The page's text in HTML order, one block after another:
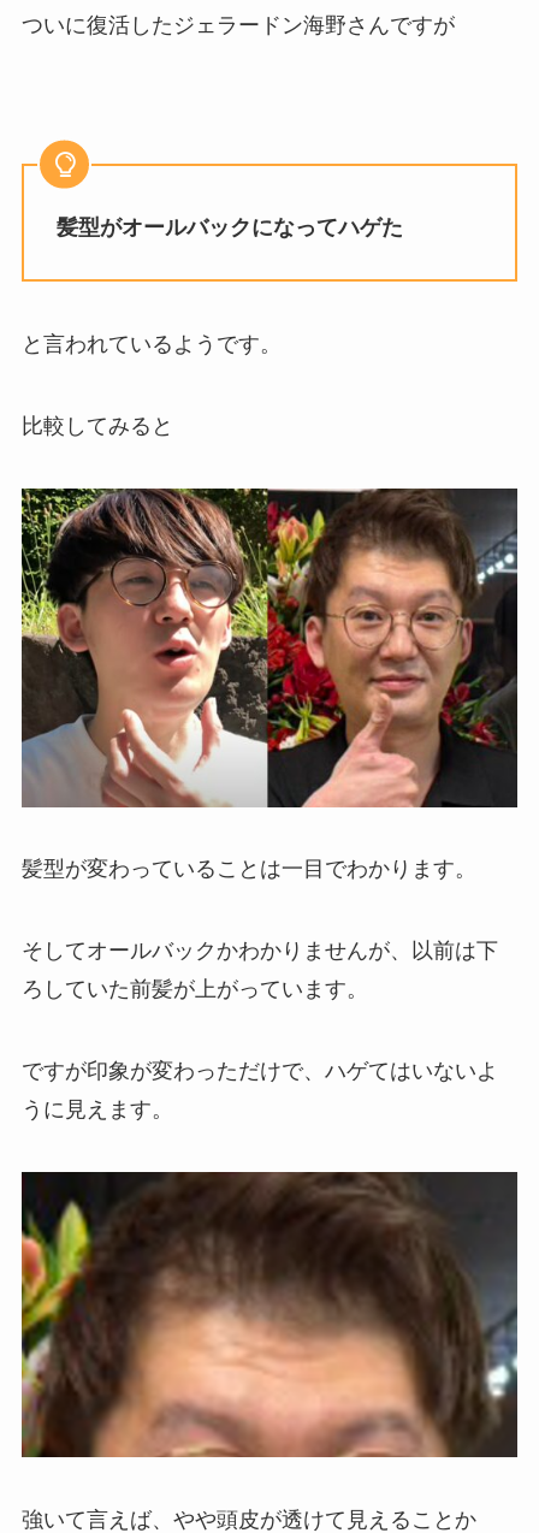
ついに復活したジェラードン海野さんですが
髪型がオールバックになってハゲた
と言われているようです。
比較してみると
髪型が変わっていることは一目でわかります。
そしてオールバックかわかりませんが、以前は下
ろしていた前髪が上がっています。
ですが印象が変わっただけで、ハゲてはいないよ
うに見えます。
強いて言えば、やや頭皮が透けて見えることか